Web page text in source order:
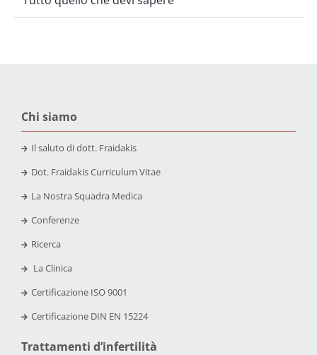
Chi siamo
Il saluto di dott. Fraidakis
Dot. Fraidakis Curriculum Vitae
La Nostra Squadra Medica
Conferenze
Ricerca
La Clinica
Certificazione ISO 9001
Certificazione DIN EN 15224
Trattamenti d’infertilità